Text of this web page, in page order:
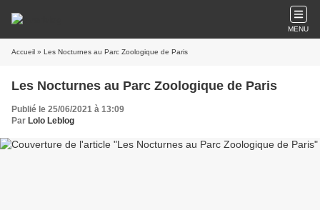
MENU
Accueil » Les Nocturnes au Parc Zoologique de Paris
Les Nocturnes au Parc Zoologique de Paris
Publié le 25/06/2021 à 13:09
Par Lolo Leblog